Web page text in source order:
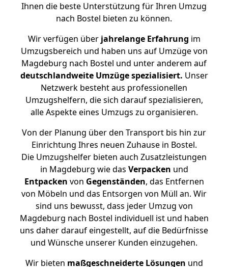
Ihnen die beste Unterstützung für Ihren Umzug
nach Bostel bieten zu können.
Wir verfügen überjahrelange Erfahrung im
Umzugsbereich und haben uns auf Umzüge von
Magdeburg nach Bostel und unter anderem auf
deutschlandweite Umzüge spezialisiert. Unser
Netzwerk besteht aus professionellen
Umzugshelfern, die sich darauf spezialisieren,
alle Aspekte eines Umzugs zu organisieren.
Von der Planung über den Transport bis hin zur
Einrichtung Ihres neuen Zuhause in Bostel.
Die Umzugshelfer bieten auch Zusatzleistungen
in Magdeburg wie das Verpacken und
Entpacken von Gegenständen, das Entfernen
von Möbeln und das Entsorgen von Müll an. Wir
sind uns bewusst, dass jeder Umzug von
Magdeburg nach Bostel individuell ist und haben
uns daher darauf eingestellt, auf die Bedürfnisse
und Wünsche unserer Kunden einzugehen.
Wir bieten maßgeschneiderte Lösungen und